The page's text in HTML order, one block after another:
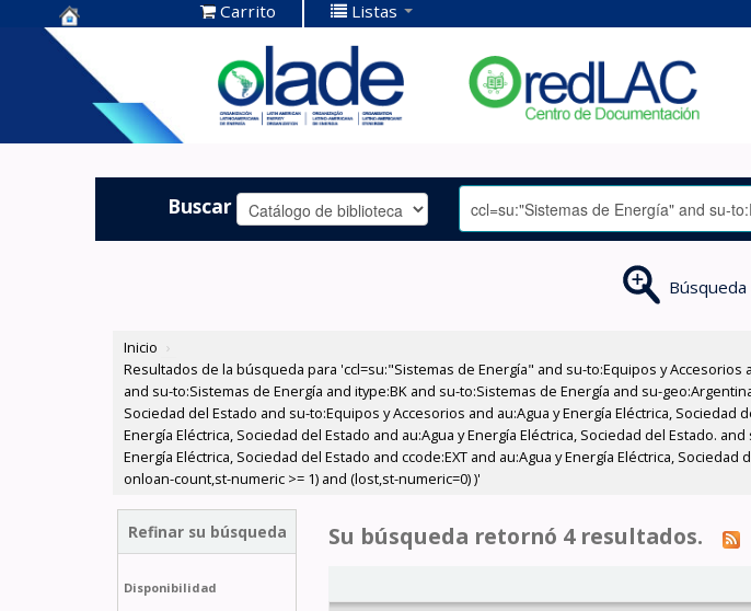
Centro de
Documentación
OLADE -
Carrito Listas
Buscar
Búsqueda
Inicio ›
Resultados de la búsqueda para 'ccl=su:"Sistemas de Energía" and su-to:Equipos y Accesorios
and su-to:Sistemas de Energía and itype:BK and su-to:Sistemas de Energía and su-
Sociedad del Estado and su-to:Equipos y Accesorios and au:Agua y Energía Eléctrica,
Energía Eléctrica, Sociedad del Estado and au:Agua y Energía Eléctrica, Sociedad del Estado.
Energía Eléctrica, Sociedad del Estado and ccode:EXT and au:Agua y Energía Eléctrica,
onloan-count,st-numeric >= 1) and (lost,st-numeric=0) )'
Refinar su búsqueda
Disponibilidad
Su búsqueda retornó 4 resultados.